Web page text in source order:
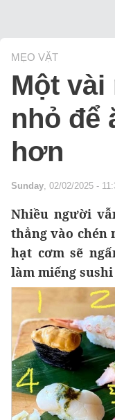
MẸO VẶT
Một vài
nhỏ để
hơn
Sunday, 02/02/2025 -
Nhiều người
thẳng vào
hạt cơm sẽ
làm miếng